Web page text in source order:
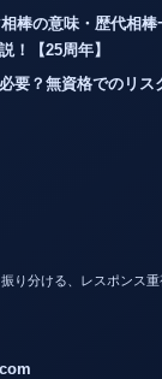
相棒の意味・歴代相
！【25周年】
要？無資格でのリス
り分ける、レスポンス